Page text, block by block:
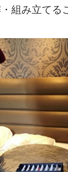
組み立てる